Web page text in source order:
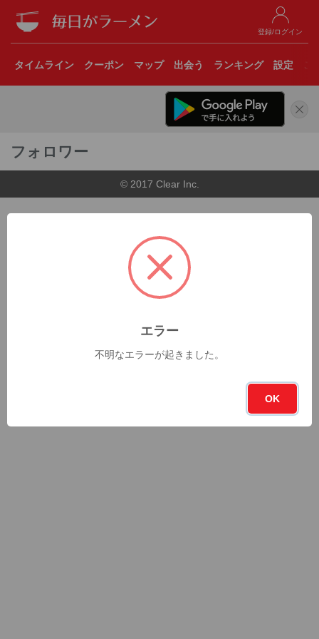
登録/ログイン
タイムライン クーポン マップ 出会う ランキング 設定
フォロワー
© 2017 Clear Inc.
エラー
不明なエラーが起きました。
OK